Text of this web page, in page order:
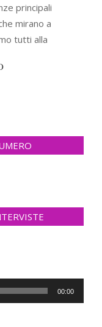
principali
mirano a
tutti alla
00:00